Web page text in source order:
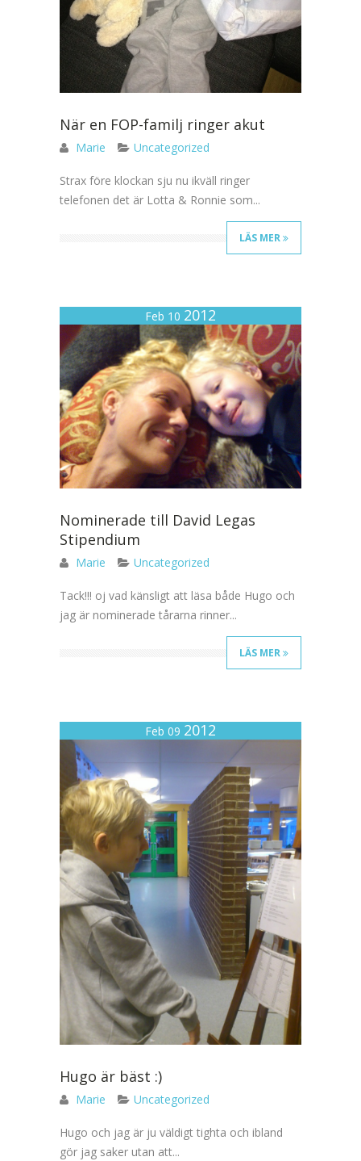
När en FOP-familj ringer akut
Marie Uncategorized
Strax före klockan sju nu ikväll ringer
telefonen det är Lotta & Ronnie som...
LÄS MER
Feb 10 2012
Nominerade till David Legas
Stipendium
Marie Uncategorized
Tack!!! oj vad känsligt att läsa både Hugo och
jag är nominerade tårarna rinner...
LÄS MER
Feb 09 2012
Hugo är bäst :)
Marie Uncategorized
Hugo och jag är ju väldigt tighta och ibland
gör jag saker utan att...